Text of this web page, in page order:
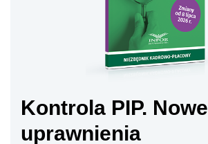
Kontrola PIP. Nowe
uprawnienia